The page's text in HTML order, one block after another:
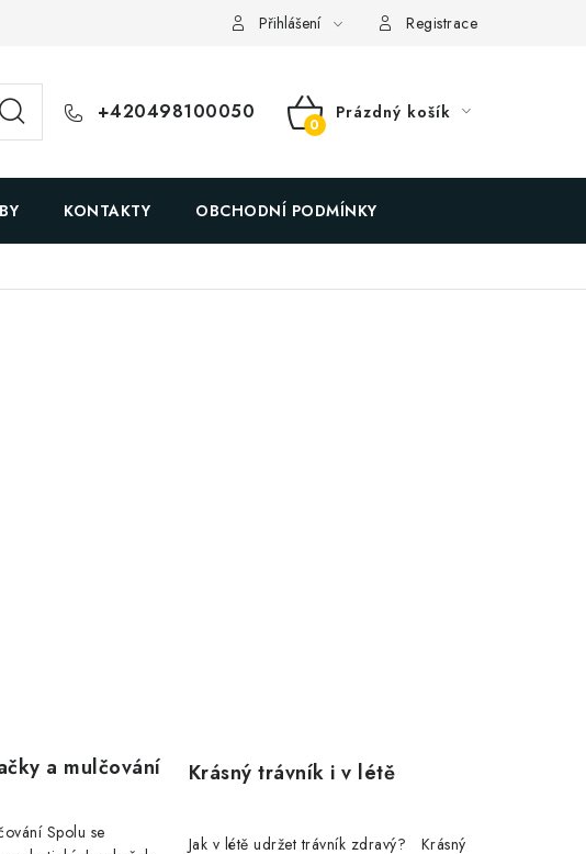
Přihlášení Registrace
+420498100050
NÁKUPNÍ
Prázdný košík
KONTAKTY OBCHODNÍ PODMÍNKY
a mulčování
Spolu se
Krásný trávník i v létě
Jak v létě udržet trávník zdravý? Krásný